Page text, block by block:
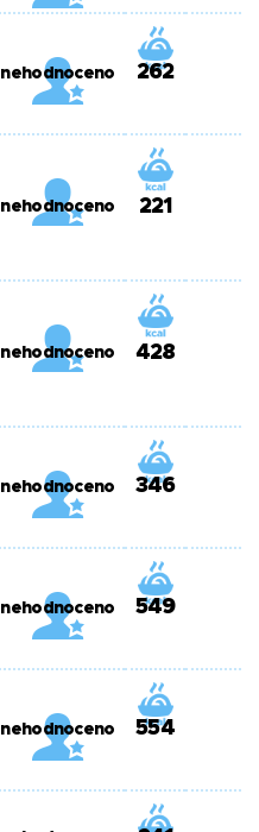
nehodnoceno 262
nehodnoceno 221
nehodnoceno 428
nehodnoceno 346
nehodnoceno 549
nehodnoceno 554